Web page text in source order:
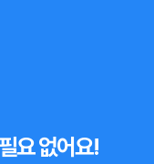
요 없어요!